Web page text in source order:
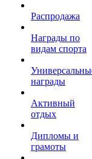
Распродажа
Награды по
видам спорта
награды
Активный
отдых
Дипломы и
грамоты